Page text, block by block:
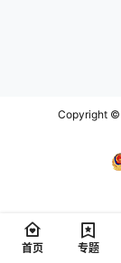
Copyright
首页 专题